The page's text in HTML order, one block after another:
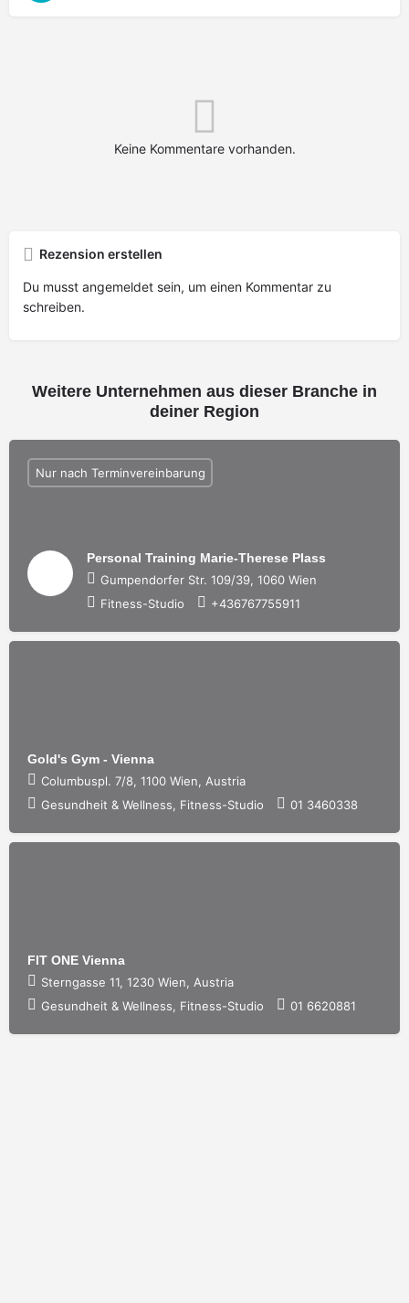
Keine Kommentare vorhanden.
Rezension erstellen
Du musst angemeldet sein, um einen Kommentar zu
schreiben.
Weitere Unternehmen aus dieser Branche in
deiner Region
Personal Training Marie-Therese Plass
Gumpendorfer Str. 109/39, 1060 Wien
Fitness-Studio
+436767755911
Nur nach Terminvereinbarung
Gold's Gym - Vienna
Columbuspl. 7/8, 1100 Wien, Austria
Gesundheit & Wellness, Fitness-Studio
01 3460338
FIT ONE Vienna
Sterngasse 11, 1230 Wien, Austria
Gesundheit & Wellness, Fitness-Studio
01 6620881